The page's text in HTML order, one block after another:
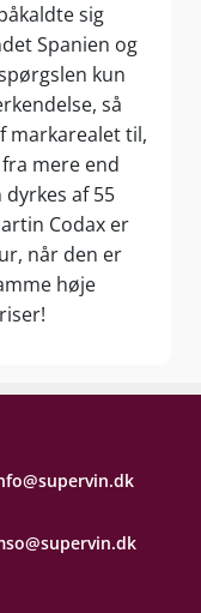
sig
Spanien og
kun
så
markarealet til,
mere end
af 55
Codax er
når den er
høje